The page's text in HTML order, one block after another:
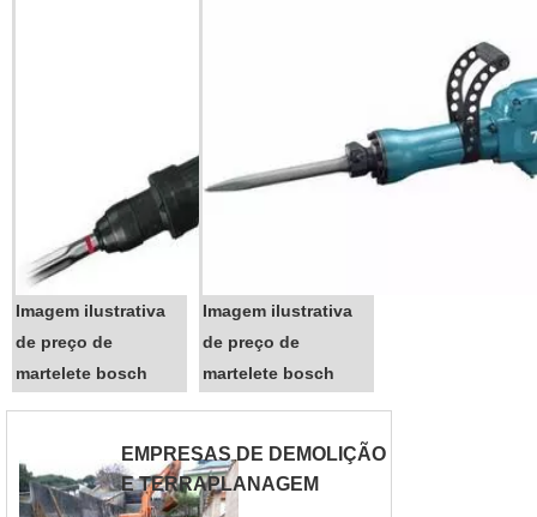
Imagem ilustrativa
de preço de
martelete bosch
Imagem ilustrativa
de preço de
martelete bosch
EMPRESAS DE DEMOLIÇÃO
E TERRAPLANAGEM